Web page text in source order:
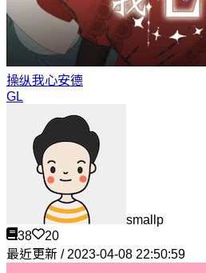
操纵我心安德
GL
smallp
38
20
最近更新 / 2023-04-08 22:50:59